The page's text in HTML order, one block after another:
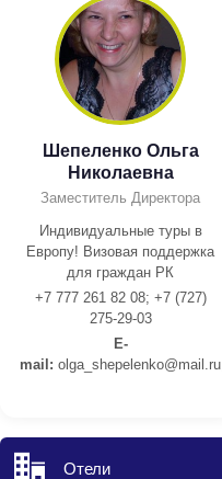
Шепеленко Ольга
Николаевна
Заместитель Директора
Индивидуальные туры в
Европу! Визовая поддержка
для граждан РК
+7 777 261 82 08; +7 (727)
275-29-03
E-
mail: olga_shepelenko@mail.ru,
Отели